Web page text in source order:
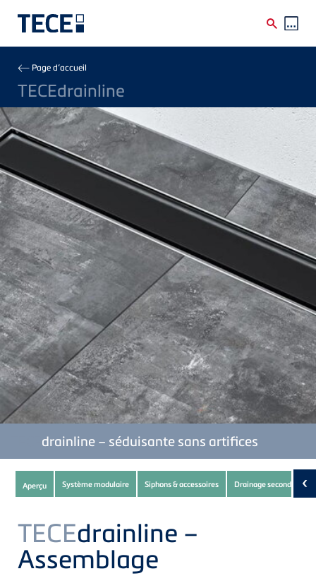
Breadcrumb
Page d’accueil
TECEdrainline
drainline – séduisante sans artifices
Subnavigation
of
current
Product
Aperçu Système modulaire Siphons & accessoires Drainage secondaire‹
TECEdrainline –
Assemblage